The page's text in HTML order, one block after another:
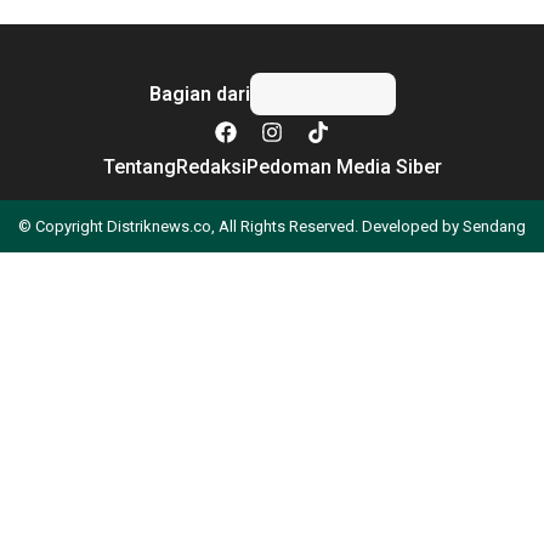
Bagian dari
TentangRedaksiPedoman Media Siber
© Copyright Distriknews.co, All Rights Reserved. Developed by Sendang